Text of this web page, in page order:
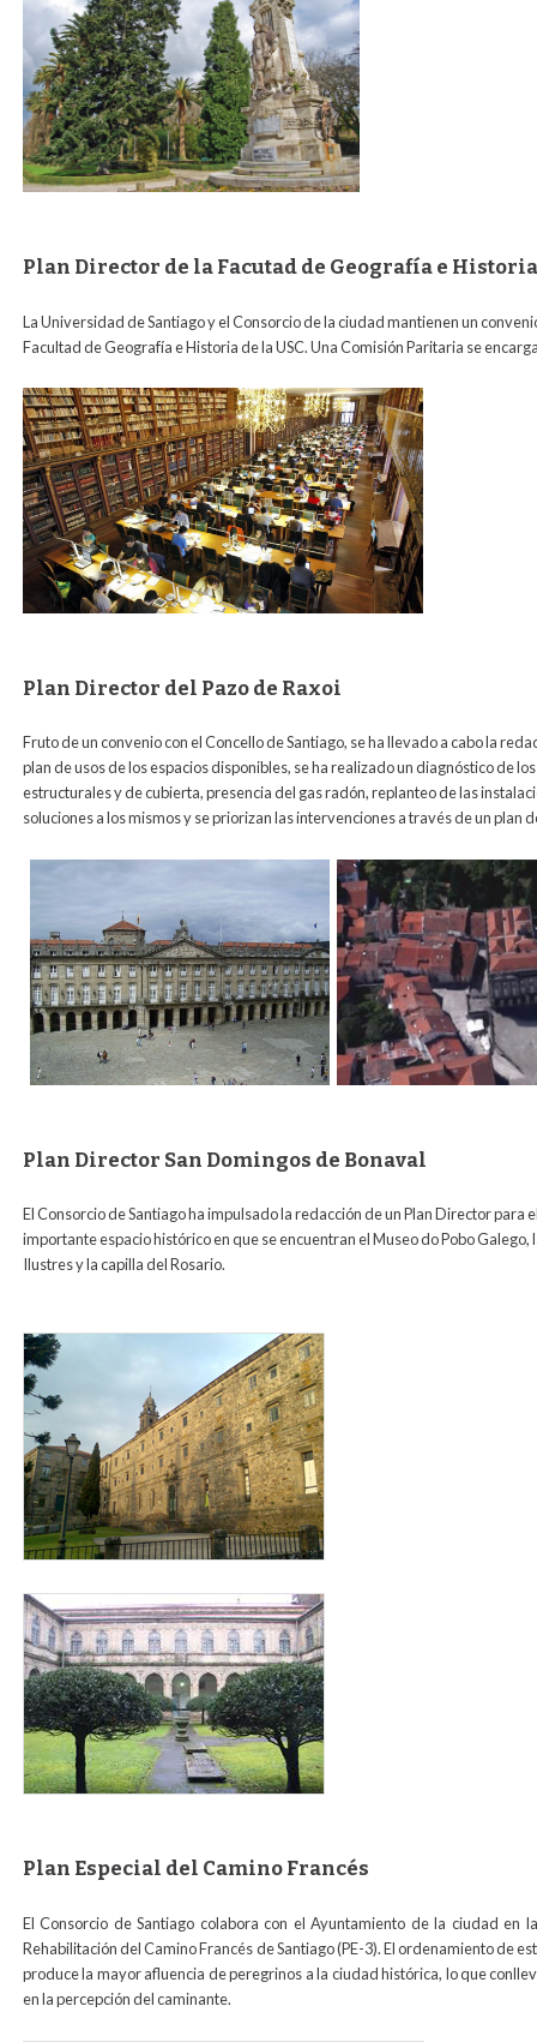
Plan Director de la Facutad de Geografía e Historia
La Universidad de Santiago y el Consorcio de la ciudad mantienen un
Facultad de Geografía e Historia de la USC. Una Comisión Paritaria se
Plan Director del Pazo de Raxoi
Fruto de un convenio con el Concello de Santiago, se ha llevado a cabo la
plan de usos de los espacios disponibles, se ha realizado un diagnóstico de
estructurales y de cubierta, presencia del gas radón, replanteo de las
soluciones a los mismos y se priorizan las intervenciones a través de un plan
Plan Director San Domingos de Bonaval
El Consorcio de Santiago ha impulsado la redacción de un Plan Director
importante espacio histórico en que se encuentran el Museo do Pobo
Ilustres y la capilla del Rosario.
san_domingos_para_web1.jpg
sandomingos_para_web2.jpg
Plan Especial del Camino Francés
El Consorcio de Santiago colabora con el Ayuntamiento de la ciudad en
Rehabilitación del Camino Francés de Santiago (PE-3). El ordenamiento de
produce la mayor afluencia de peregrinos a la ciudad histórica, lo que
en la percepción del caminante.